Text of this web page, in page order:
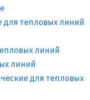
тепловых линий
линий
линий
для тепловых